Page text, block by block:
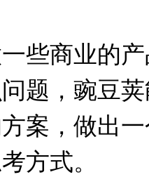
商业的产
题，豌豆
案，做出
方式。